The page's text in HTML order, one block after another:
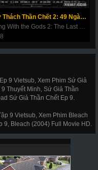
280 281 282
287 288 289
301 302 303
308 309 310
319 320 321
333 334 335
Thử Thách Thần Chết 2: 49 Ngày Cuối Cùng
9 Vietsub, Xem Phim Sứ Giả
Thuyết Minh, Sứ Giả Thần
Sứ Giả Thần Chết Ep 9.
9 Vietsub, Xem Phim Bleach
Bleach (2004) Full Movie HD.